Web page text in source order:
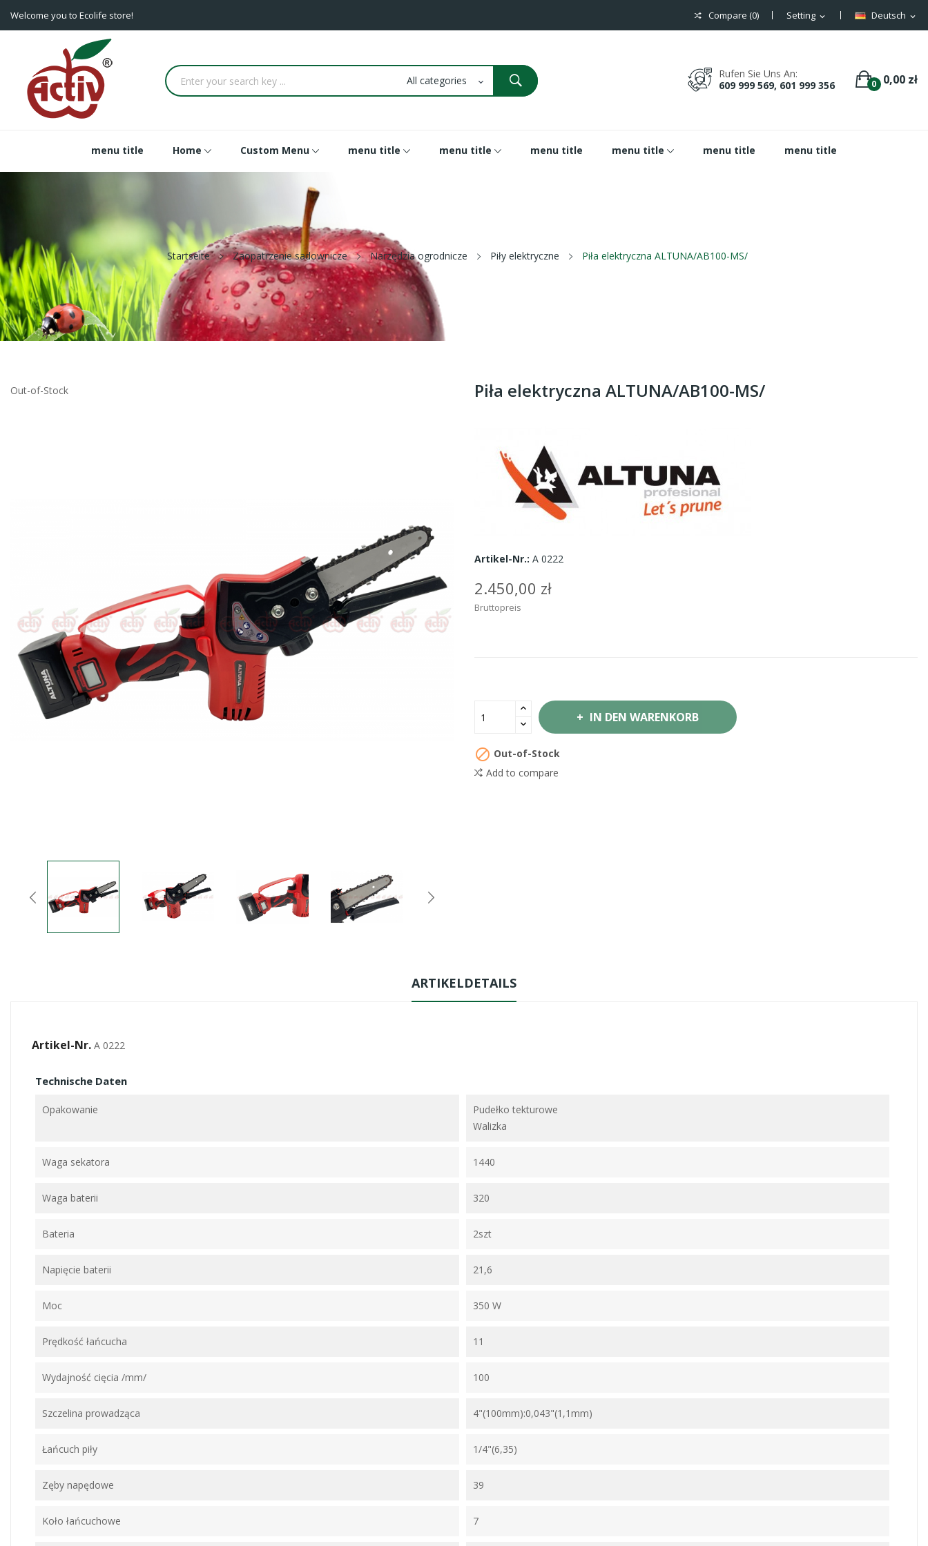
Deutsch expand_more
Setting expand_more
Compare (0)
Welcome you to Ecolife store!
0 0,00 zł
Rufen Sie Uns An:
609 999 569, 601 999 356
menu title Home Custom Menu menu title menu title menu title menu title menu title menu title
Startseite Zaopatrzenie sadownicze Narzędzia ogrodnicze Piły elektryczne Piła elektryczna ALTUNA/AB100-MS/
Out-of-Stock Piła elektryczna ALTUNA/AB100-MS/
Artikel-Nr.: A 0222
2.450,00 zł
Bruttopreis
IN DEN WARENKORB
 Out-of-Stock
Add to compare
ARTIKELDETAILS
Artikel-Nr. A 0222
Technische Daten
Opakowanie
Pudełko tekturowe
Walizka
Waga sekatora 1440
Waga baterii 320
Bateria 2szt
Napięcie baterii 21,6
Moc 350 W
Prędkość łańcucha 11
Wydajność cięcia /mm/ 100
Szczelina prowadząca 4"(100mm):0,043"(1,1mm)
Łańcuch piły 1/4"(6,35)
Zęby napędowe 39
Koło łańcuchowe 7